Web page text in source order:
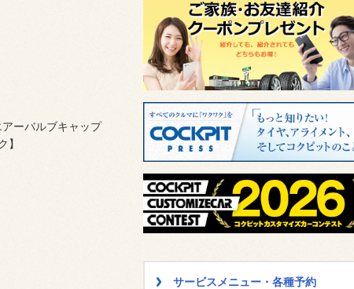
ーバルブキャップ
】
サービスメニュー・各種予約